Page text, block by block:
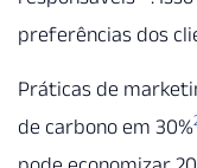
preferências dos
Práticas de
de carbono em 30%